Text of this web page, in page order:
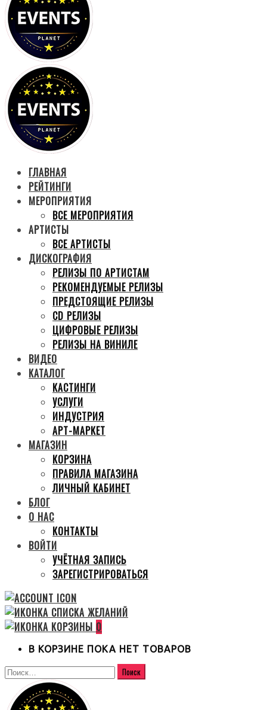
ГЛАВНАЯ
РЕЙТИНГИ
МЕРОПРИЯТИЯ
ВСЕ МЕРОПРИЯТИЯ
АРТИСТЫ
ВСЕ АРТИСТЫ
ДИСКОГРАФИЯ
РЕЛИЗЫ ПО АРТИСТАМ
РЕКОМЕНДУЕМЫЕ РЕЛИЗЫ
ПРЕДСТОЯЩИЕ РЕЛИЗЫ
CD РЕЛИЗЫ
ЦИФРОВЫЕ РЕЛИЗЫ
РЕЛИЗЫ НА ВИНИЛЕ
ВИДЕО
КАТАЛОГ
КАСТИНГИ
УСЛУГИ
ИНДУСТРИЯ
АРТ-МАРКЕТ
МАГАЗИН
КОРЗИНА
ПРАВИЛА МАГАЗИНА
ЛИЧНЫЙ КАБИНЕТ
БЛОГ
О НАС
КОНТАКТЫ
ВОЙТИ
УЧЁТНАЯ ЗАПИСЬ
ЗАРЕГИСТРИРОВАТЬСЯ
0
В КОРЗИНЕ ПОКА НЕТ ТОВАРОВ